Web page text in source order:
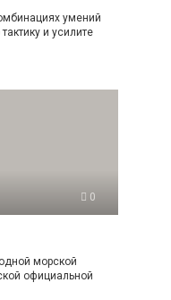
умений
и усилите
0
морской
официальной